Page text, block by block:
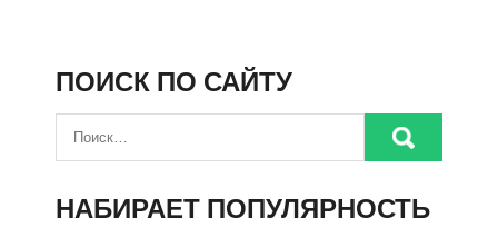
ПОИСК ПО САЙТУ
НАБИРАЕТ ПОПУЛЯРНОСТЬ